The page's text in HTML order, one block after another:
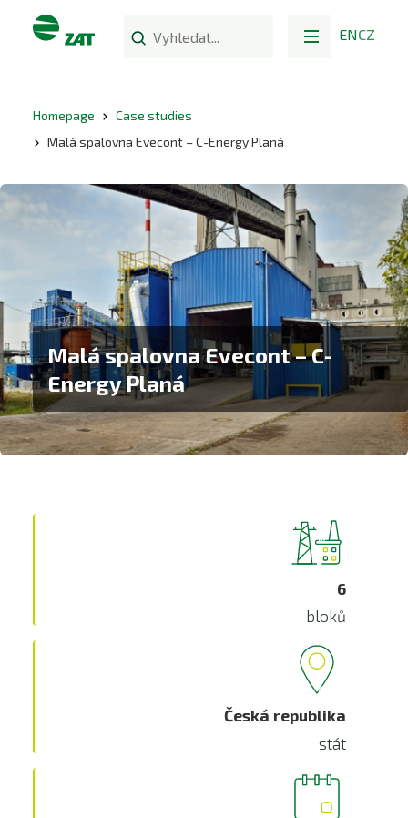
ENCZ
Homepage
Case studies
Malá spalovna Evecont – C-Energy Planá
Malá spalovna Evecont – C-
Energy Planá
6
bloků
Česká republika
stát